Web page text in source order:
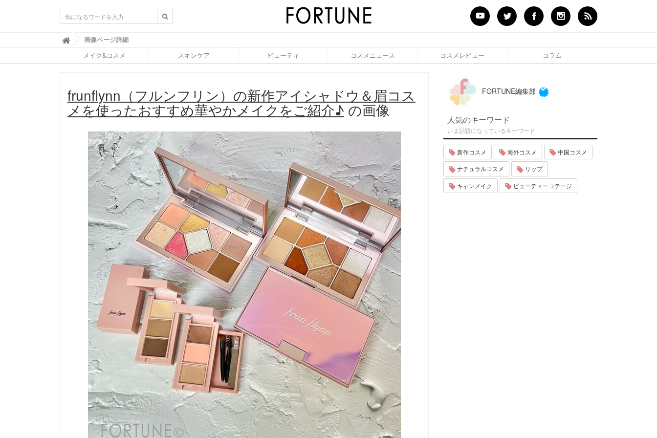
ふ
ぉ
ち
(
F
O
R
画像ページ詳細
メイク&コスメ スキンケア ビューティ コスメニュース コスメレビュー コラム
frunflynn（フルンフリン）の新作アイシャドウ＆眉コス
メを使ったおすすめ華やかメイクをご紹介♪ の画像
FORTUNE編集部
人気のキーワード
いま話題になっているキーワード
新作コスメ 海外コスメ 中国コスメ
ナチュラルコスメ リップ
キャンメイク ビューティーコテージ